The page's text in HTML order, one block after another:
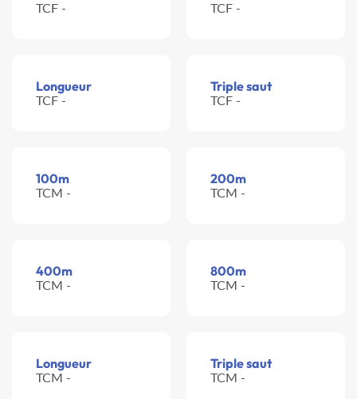
TCF - TCF -
Longueur
TCF -
Triple saut
TCF -
100m
TCM -
200m
TCM -
400m
TCM -
800m
TCM -
Longueur
TCM -
Triple saut
TCM -